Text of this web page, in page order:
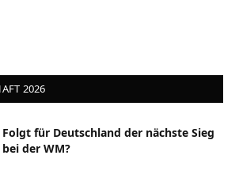
2026
Folgt für Deutschland der nächste Sieg
bei der WM?